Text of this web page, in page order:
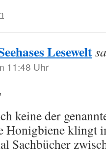
Lesewelt
11:48 Uhr
keine der
Honigbiene klingt
Sachbücher